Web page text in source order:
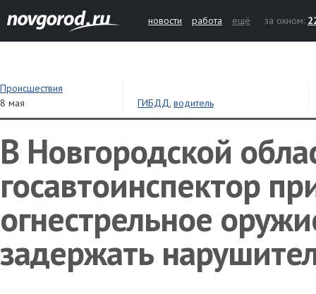
новости работа ещё за окном:
Происшествия
8 мая
ГИБДД, водитель
В Новгородской
госавтоинспектор
огнестрельное
задержать